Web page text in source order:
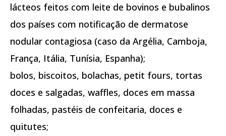
lácteos feitos com leite de bovinos e bubalinos
dos países com notificação de dermatose
nodular contagiosa (caso da Argélia, Camboja,
França, Itália, Tunísia, Espanha);
bolos, biscoitos, bolachas, petit fours, tortas
doces e salgadas, waffles, doces em massa
folhadas, pastéis de confeitaria, doces e
quitutes;